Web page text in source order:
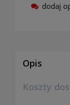
dodaj
Opis
Koszty
Cena nie